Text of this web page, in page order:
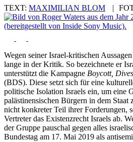
TEXT: MAXIMILIAN BLOM |
Wegen seiner Israel-kritischen
lange in der Kritik. So bezeichnete er
unterstützt die Kampagne Boycott,
(BDS). Diese setzt sich für eine
politische Isolation Israels ein, um eine
palästinensischen Bürgern in dem Staat
nicht konkreter Teil ihrer Forderungen,
Vertreter das Existenzrecht Israels ab.
der Gruppe pauschal gegen alles
Bundestag am 17. Mai 2019 als